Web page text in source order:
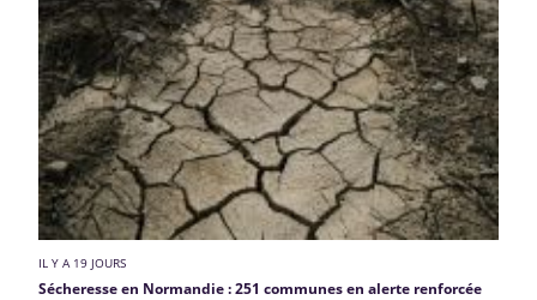
IL Y A 19 JOURS
Sécheresse en Normandie : 251 communes en alerte renforcée